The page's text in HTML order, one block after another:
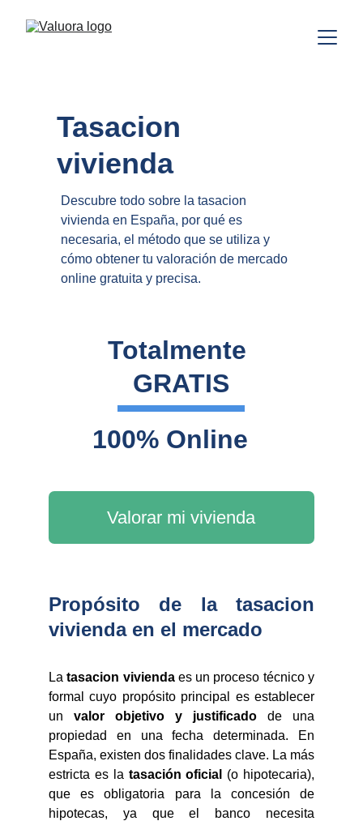
Tasacion
vivienda
Descubre todo sobre la tasacion
vivienda en España, por qué es
necesaria, el método que se utiliza y
cómo obtener tu valoración de mercado
online gratuita y precisa.
Totalmente
GRATIS
Valorar mi vivienda
100% Online
Propósito de la tasacion
vivienda en el mercado
Latasacion viviendaes un proceso técnico y
formal cuyo propósito principal es establecer
un valor objetivo y justificado de una
propiedad en una fecha determinada. En
España, existen dos finalidades clave. La más
estricta es la tasación oficial
(o hipotecaria),
que es obligatoria para la concesión de
hipotecas, ya que el banco necesita